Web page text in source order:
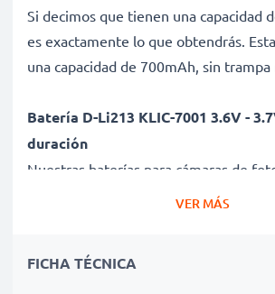
Si decimos que tienen una capacidad
es exactamente lo que obtendrás.
una capacidad de 700mAh, sin trampa
Batería D-Li213 KLIC-7001 3.6V -
duración
Nuestras baterías para cámaras de
ofrecen un alto rendimiento y
batería original.
VER MÁS
FICHA TÉCNICA